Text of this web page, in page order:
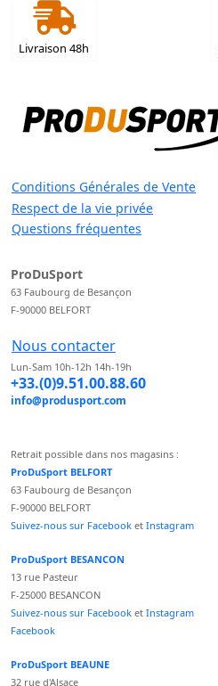
Livraison 48h
Conditions Générales de Vente
Respect de la vie privée
Questions fréquentes
ProDuSport
63 Faubourg de Besançon
F-90000 BELFORT
Nous contacter
Lun-Sam 10h-12h 14h-19h
+33.(0)9.51.00.88.60
info@produsport.com
Retrait possible dans nos magasins :
ProDuSport BELFORT
63 Faubourg de Besançon
F-90000 BELFORT
Suivez-nous sur Facebook et Instagram
ProDuSport BESANCON
13 rue Pasteur
F-25000 BESANCON
Suivez-nous sur Facebook et Instagram
Facebook
ProDuSport BEAUNE
32 rue d'Alsace